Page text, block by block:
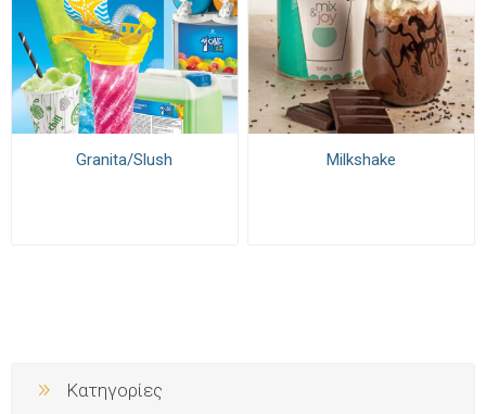
Granita/Slush Milkshake
Κατηγορίες